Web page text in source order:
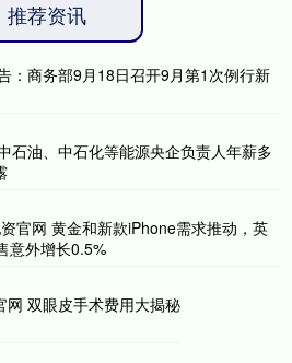
推荐资讯
：商务部9月18日召开9月第1次例行新
石油、中石化等能源央企负责人年薪多
官网 黄金和新款iPhone需求推动，英
意外增长0.5%
网 双眼皮手术费用大揭秘